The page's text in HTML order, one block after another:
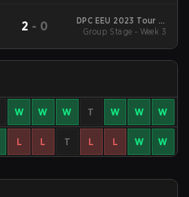
2 - 0
DPC EEU 2023 Tour 2:
Division I
Group Stage - Week 3
W W W T W W W
L L T L L W W